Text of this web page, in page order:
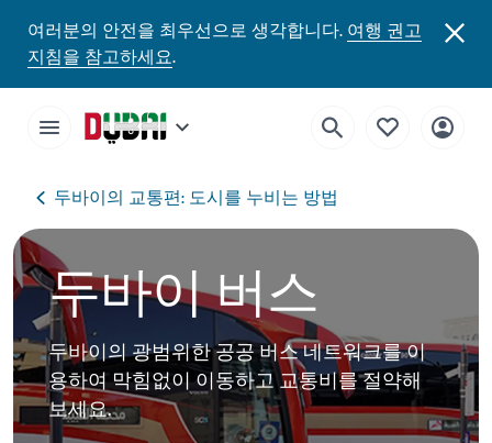
여러분의 안전을 최우선으로 생각합니다.여행 권고
지침을 참고하세요.
두바이의 교통편: 도시를 누비는 방법
두바이 버스
두바이의 광범위한 공공 버스 네트워크를 이
용하여 막힘없이 이동하고 교통비를 절약해
보세요.